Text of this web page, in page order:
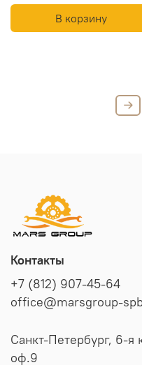
В корзину
Контакты
+7 (812) 907-45-64
office@marsgroup-
Санкт-Петербург, 6-я
оф.9